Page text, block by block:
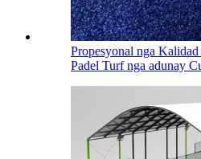
Propesyonal nga
Padel Turf nga adunay